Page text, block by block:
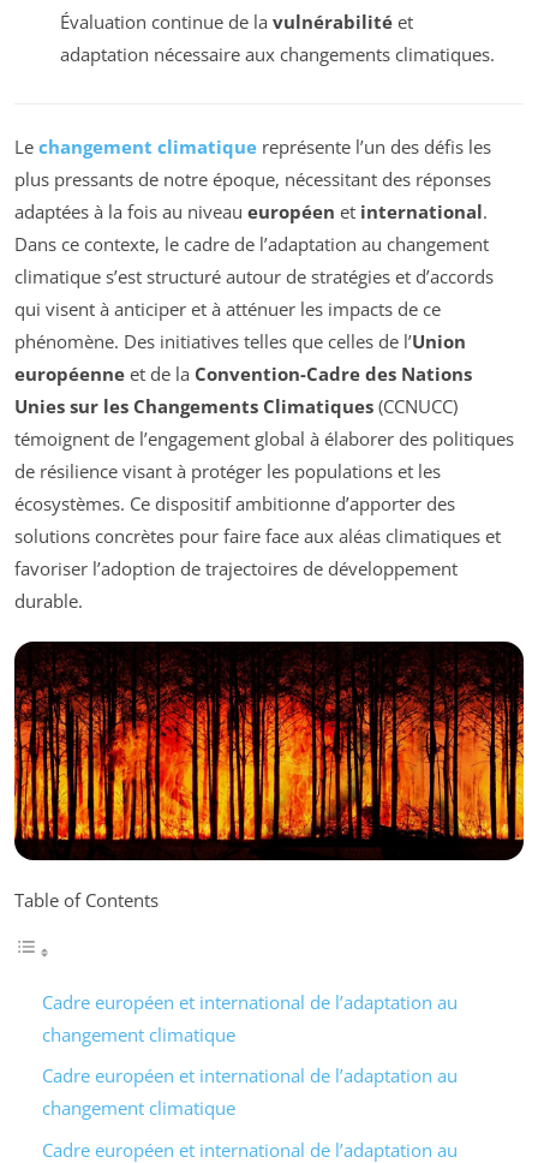
Évaluation continue de la vulnérabilitéet
adaptation nécessaire aux changements climatiques.
Le changement climatique représente l’un des défis les
plus pressants de notre époque, nécessitant des réponses
adaptées à la fois au niveau européen et international.
Dans ce contexte, le cadre de l’adaptation au changement
climatique s’est structuré autour de stratégies et d’accords
qui visent à anticiper et à atténuer les impacts de ce
phénomène. Des initiatives telles que celles de l’Union
européenne et de la Convention-Cadre des Nations
Unies sur les Changements Climatiques (CCNUCC)
témoignent de l’engagement global à élaborer des politiques
de résilience visant à protéger les populations et les
écosystèmes. Ce dispositif ambitionne d’apporter des
solutions concrètes pour faire face aux aléas climatiques et
favoriser l’adoption de trajectoires de développement
durable.
Table of Contents
Cadre européen et international de l’adaptation au
changement climatique
Cadre européen et international de l’adaptation au
changement climatique
Cadre européen et international de l’adaptation au